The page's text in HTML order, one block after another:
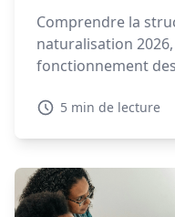
Comprendre la
naturalisation
fonctionnement
essentiel pour
5 min de lecture